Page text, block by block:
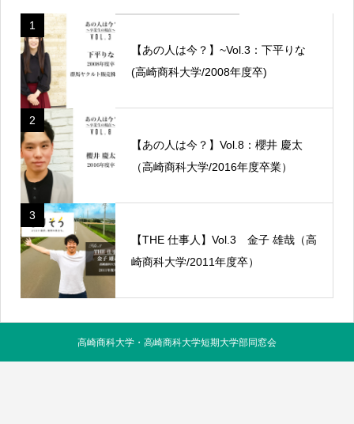
1
【あの人は今？】~Vol.3：下平りな
(高崎商科大学/2008年度卒)
2
【あの人は今？】Vol.8：櫻井 慶太
（高崎商科大学/2016年度卒業）
3
【THE 仕事人】Vol.3 金子 雄哉（高
崎商科大学/2011年度卒）
高崎商科大学・高崎商科大学短期大学部同窓会